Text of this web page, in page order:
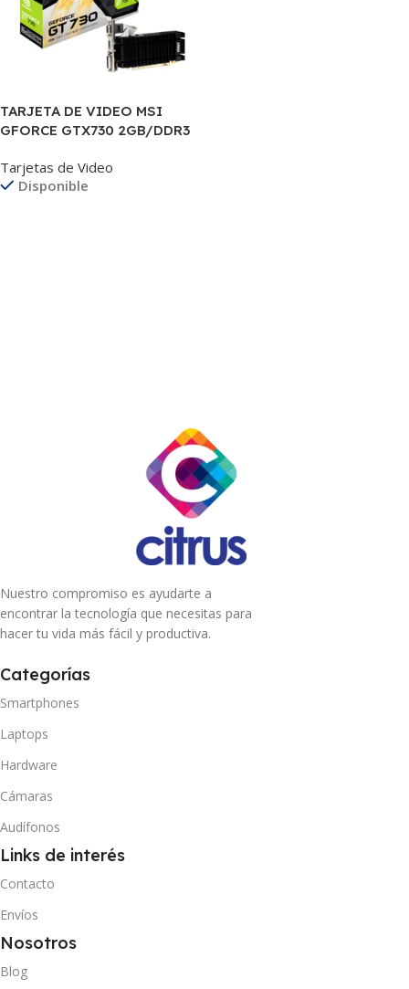
TARJETA DE VIDEO MSI
GFORCE GTX730 2GB/DDR3
Tarjetas de Video
Disponible
Nuestro compromiso es ayudarte a
encontrar la tecnología que necesitas para
hacer tu vida más fácil y productiva.
Categorías
Smartphones
Laptops
Hardware
Cámaras
Audífonos
Links de interés
Contacto
Envíos
Nosotros
Blog